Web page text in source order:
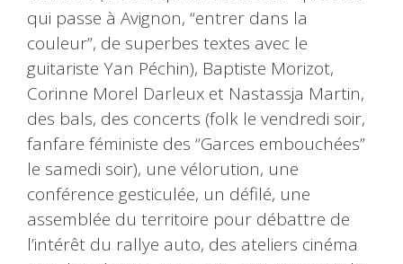
qui passe à Avignon, “entrer dans la
couleur”, de superbes textes avec le
guitariste Yan Péchin), Baptiste Morizot,
Corinne Morel Darleux et Nastassja Martin,
des bals, des concerts (folk le vendredi soir,
fanfare féministe des “Garces embouchées”
le samedi soir), une vélorution, une
conférence gesticulée, un défilé, une
assemblée du territoire pour débattre de
l’intérêt du rallye auto, des ateliers cinéma